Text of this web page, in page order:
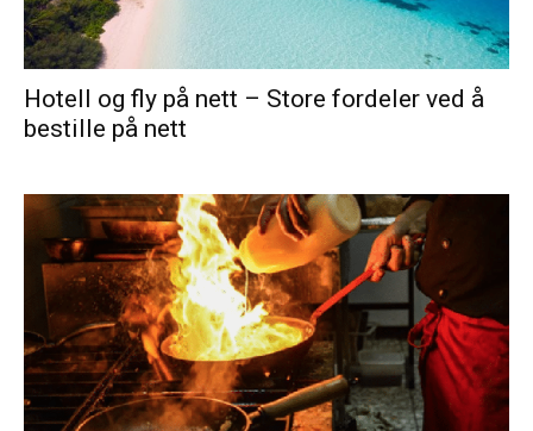
Hotell og fly på nett – Store fordeler ved å
bestille på nett